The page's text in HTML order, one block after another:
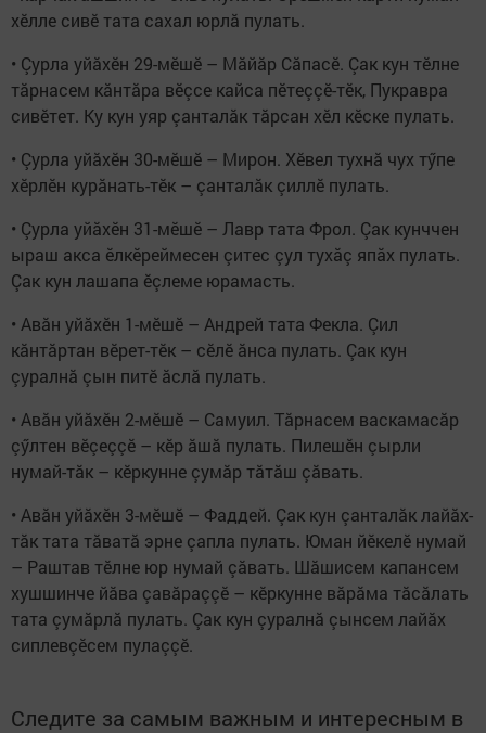
хӗлле сивӗ тата сахал юрлă пулать.
• Çурла уйăхӗн 29-мӗшӗ – Мăйăр Сăпасӗ. Çак кун тӗлне
тăрнасем кăнтăра вӗçсе кайса пӗтеççӗ-тӗк, Пукравра
сивӗтет. Ку кун уяр çанталăк тăрсан хӗл кӗске пулать.
• Çурла уйăхӗн 30-мӗшӗ – Мирон. Хӗвел тухнă чух тӳпе
хӗрлӗн курăнать-тӗк – çанталăк çиллӗ пулать.
• Çурла уйăхӗн 31-мӗшӗ – Лавр тата Фрол. Çак кунччен
ыраш акса ӗлкӗреймесен çитес çул тухăç япăх пулать.
Çак кун лашапа ӗçлеме юрамасть.
• Авăн уйăхӗн 1-мӗшӗ – Андрей тата Фекла. Çил
кăнтăртан вӗрет-тӗк – сӗлӗ ăнса пулать. Çак кун
çуралнă çын питӗ ăслă пулать.
• Авăн уйăхӗн 2-мӗшӗ – Самуил. Тăрнасем васкамасăр
çӳлтен вӗçеççӗ – кӗр ăшă пулать. Пилешӗн çырли
нумай-тăк – кӗркунне çумăр тăтăш çăвать.
• Авăн уйăхӗн 3-мӗшӗ – Фаддей. Çак кун çанталăк лайăх-
тăк тата тăватă эрне çапла пулать. Юман йӗкелӗ нумай
– Раштав тӗлне юр нумай çăвать. Шăшисем капансем
хушшинче йăва çавăраççӗ – кӗркунне вăрăма тăсăлать
тата çумăрлă пулать. Çак кун çуралнă çынсем лайăх
сиплевçӗсем пулаççӗ.
Следите за самым важным и интересным в